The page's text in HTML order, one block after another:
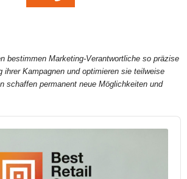
bestimmen Marketing-Verantwortliche so präzise
ihrer Kampagnen und optimieren sie teilweise
schaffen permanent neue Möglichkeiten und